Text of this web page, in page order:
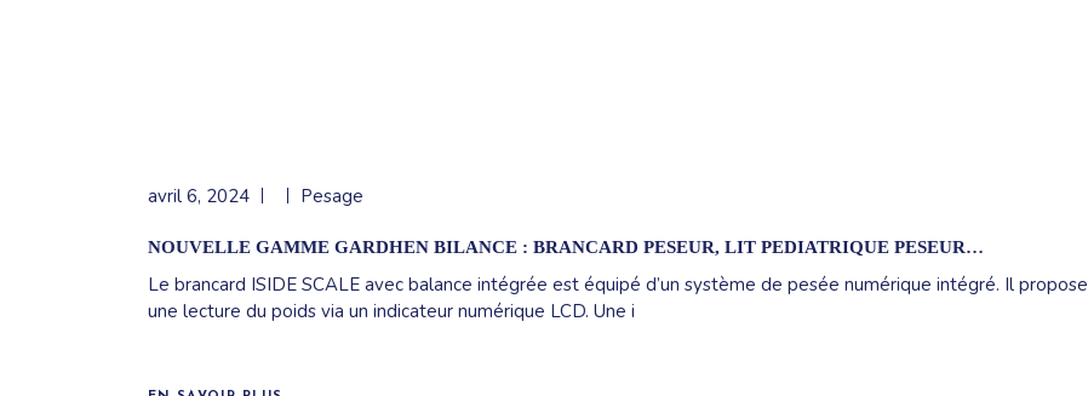
avril 6, 2024 Pesage
NOUVELLE GAMME GARDHEN BILANCE : BRANCARD PESEUR, LIT PEDIATRIQUE PESEUR…
Le brancard ISIDE SCALE avec balance intégrée est équipé d’un système de pesée numérique intégré. Il propose
une lecture du poids via un indicateur numérique LCD. Une i